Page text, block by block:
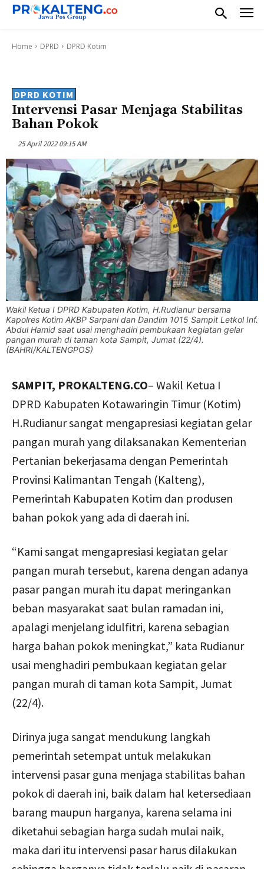
Home DPRD DPRD Kotim
DPRD KOTIM
Intervensi Pasar Menjaga Stabilitas
Bahan Pokok
25 April 2022 09:15 AM
Wakil Ketua I DPRD Kabupaten Kotim, H.Rudianur bersama
Kapolres Kotim AKBP Sarpani dan Dandim 1015 Sampit Letkol Inf.
Abdul Hamid saat usai menghadiri pembukaan kegiatan gelar
pangan murah di taman kota Sampit, Jumat (22/4).
(BAHRI/KALTENGPOS)
SAMPIT, PROKALTENG.CO– Wakil Ketua I
DPRD Kabupaten Kotawaringin Timur (Kotim)
H.Rudianur sangat mengapresiasi kegiatan gelar
pangan murah yang dilaksanakan Kementerian
Pertanian bekerjasama dengan Pemerintah
Provinsi Kalimantan Tengah (Kalteng),
Pemerintah Kabupaten Kotim dan produsen
bahan pokok yang ada di daerah ini.
“Kami sangat mengapresiasi kegiatan gelar
pangan murah tersebut, karena dengan adanya
pasar pangan murah itu dapat meringankan
beban masyarakat saat bulan ramadan ini,
apalagi menjelang idulfitri, karena sebagian
harga bahan pokok meningkat,” kata Rudianur
usai menghadiri pembukaan kegiatan gelar
pangan murah di taman kota Sampit, Jumat
(22/4).
Dirinya juga sangat mendukung langkah
pemerintah setempat untuk melakukan
intervensi pasar guna menjaga stabilitas bahan
pokok di daerah ini, baik dalam hal ketersediaan
barang maupun harganya, karena selama ini
diketahui sebagian harga sudah mulai naik,
maka dari itu intervensi pasar harus dilakukan